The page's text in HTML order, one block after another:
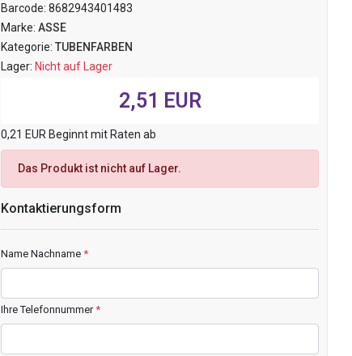
Barcode:8682943401483
Marke:ASSE
Kategorie:TUBENFARBEN
Lager: Nicht auf Lager
2,51 EUR
0,21 EUR Beginnt mit Raten ab
Das Produkt ist nicht auf Lager.
Kontaktierungsform
Name Nachname*
Ihre Telefonnummer*